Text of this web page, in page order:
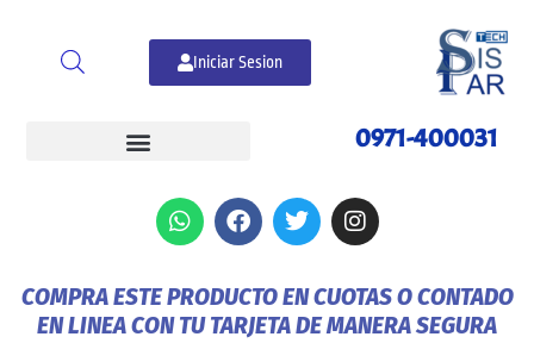
contenido
Iniciar Sesion
0971-400031
W
h
s
a
F
a
b
o
T
w
t
e
I
n
a
g
COMPRA ESTE PRODUCTO EN CUOTAS O CONTADO
EN LINEA CON TU TARJETA DE MANERA SEGURA